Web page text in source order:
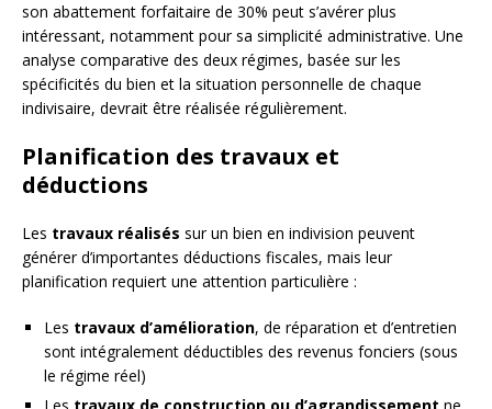
son abattement forfaitaire de 30% peut s’avérer plus
intéressant, notamment pour sa simplicité administrative. Une
analyse comparative des deux régimes, basée sur les
spécificités du bien et la situation personnelle de chaque
indivisaire, devrait être réalisée régulièrement.
Planification des travaux et
déductions
Les travaux réalisés sur un bien en indivision peuvent
générer d’importantes déductions fiscales, mais leur
planification requiert une attention particulière :
Les travaux d’amélioration, de réparation et d’entretien
sont intégralement déductibles des revenus fonciers (sous
le régime réel)